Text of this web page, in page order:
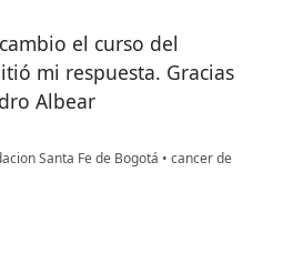
el curso del
mi respuesta. Gracias
Albear
Santa Fe de Bogotá • cancer de